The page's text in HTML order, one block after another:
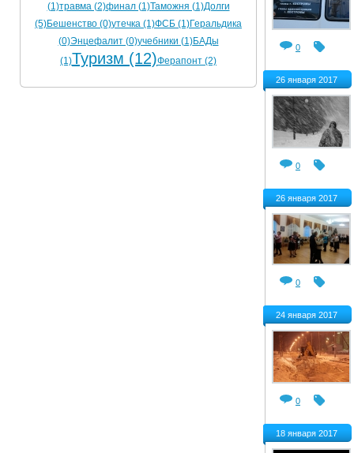
0
26 января 2017
0
26 января 2017
0
24 января 2017
0
18 января 2017
(1)травма (2)финал (1)Таможня (1)Долги
(5)Бешенство (0)утечка (1)ФСБ (1)Геральдика
(0)Энцефалит (0)учебники (1)БАДы
(1)Туризм (12)Ферапонт (2)